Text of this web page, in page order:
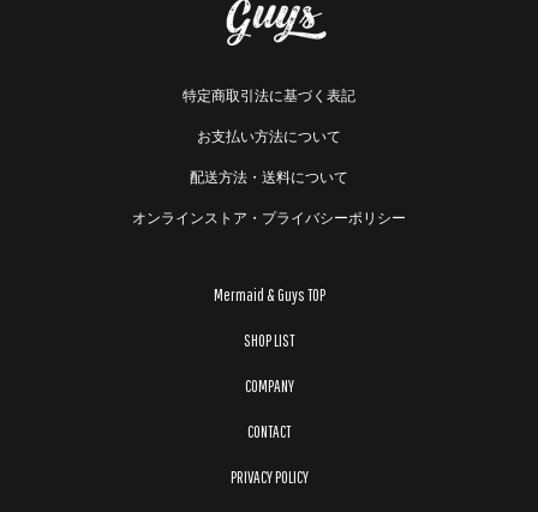
特定商取引法に基づく表記
お支払い方法について
配送方法・送料について
オンラインストア・プライバシーポリシー
Mermaid & Guys TOP
SHOP LIST
COMPANY
CONTACT
PRIVACY POLICY